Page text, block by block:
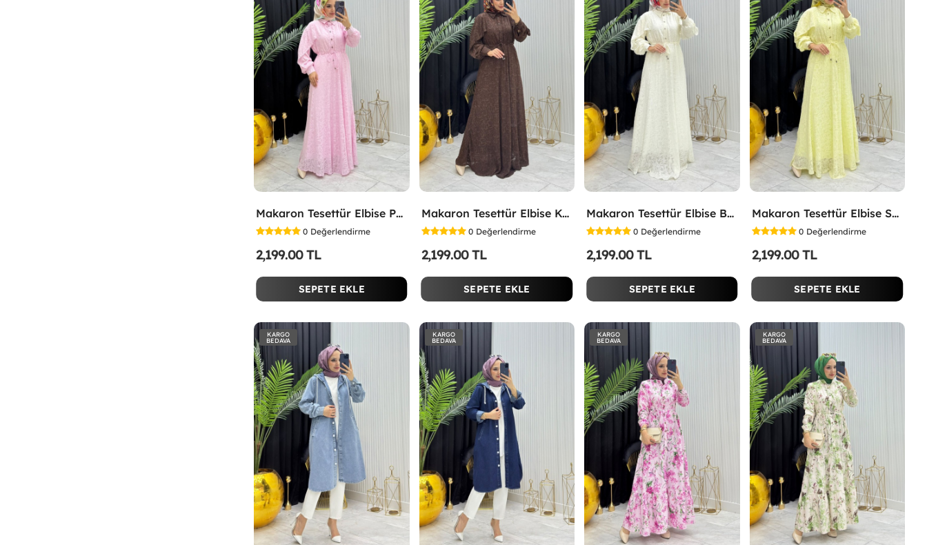
Makaron Tesettür Elbise Pembe Pembe
0 Değerlendirme
2,199.00 TL
SEPETE EKLE
Makaron Tesettür Elbise Kahverengi Kahverengi
0 Değerlendirme
2,199.00 TL
SEPETE EKLE
Makaron Tesettür Elbise Beyaz Beyaz
0 Değerlendirme
2,199.00 TL
SEPETE EKLE
Makaron Tesettür Elbise Sarı Sarı
0 Değerlendirme
2,199.00 TL
SEPETE EKLE
KARGO
BEDAVA
KARGO
BEDAVA
KARGO
BEDAVA
KARGO
BEDAVA